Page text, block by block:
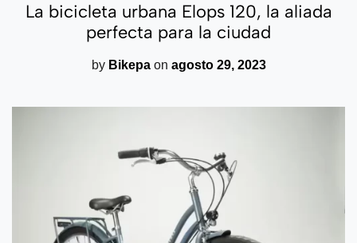
La bicicleta urbana Elops 120, la aliada
perfecta para la ciudad
by Bikepa on agosto 29, 2023